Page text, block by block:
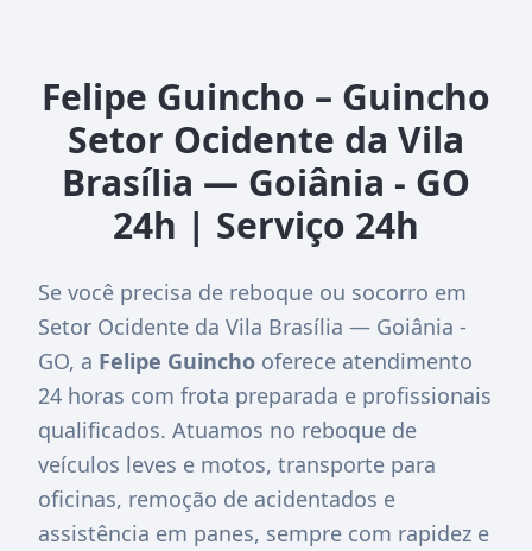
Felipe Guincho – Guincho
Setor Ocidente da Vila
Brasília — Goiânia - GO
24h | Serviço 24h
Se você precisa de reboque ou socorro em
Setor Ocidente da Vila Brasília — Goiânia -
GO, a Felipe Guincho oferece atendimento
24 horas com frota preparada e profissionais
qualificados. Atuamos no reboque de
veículos leves e motos, transporte para
oficinas, remoção de acidentados e
assistência em panes, sempre com rapidez e